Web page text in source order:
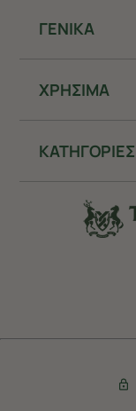
ΓΕΝΙΚΑ
ΧΡHΣΙΜΑ
ΚΑΤΗΓΟΡΙΕΣ